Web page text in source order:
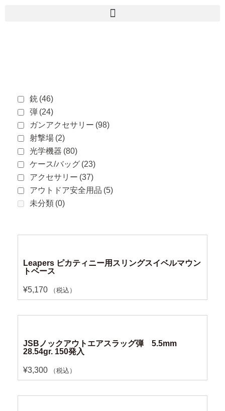
銃 (46)
弾 (24)
ガンアクセサリー (98)
射撃場 (2)
光学機器 (80)
ケース/バッグ (23)
アクセサリー (37)
アウトドア安全用品 (5)
未分類 (0)
Leapers ピカティニー用スリングスイベルマウン
トベース
¥5,170 （税込）
JSBノックアウトエアスラッグ弾 5.5mm
28.54gr. 150発入
¥3,300 （税込）